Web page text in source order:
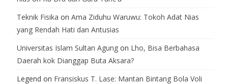
Teknik Fisika on Ama Ziduhu Waruwu: Tokoh Adat Nias
yang Rendah Hati dan Antusias
Universitas Islam Sultan Agung on Lho, Bisa Berbahasa
Daerah kok Dianggap Buta Aksara?
Legend on Fransiskus T. Lase: Mantan Bintang Bola Voli